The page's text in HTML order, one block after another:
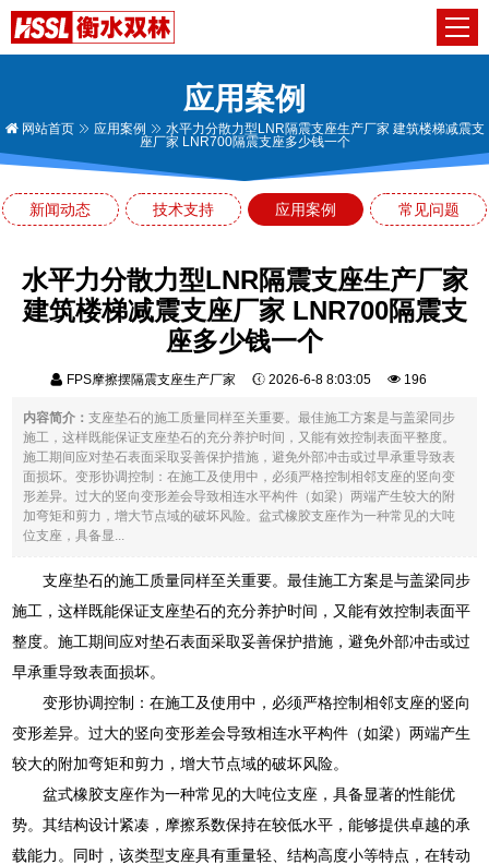
应用案例
网站首页 应用案例
水平力分散力型LNR隔震支座生产厂家 建筑楼梯减震支
座厂家 LNR700隔震支座多少钱一个
新闻动态 技术支持 应用案例 常见问题
水平力分散力型LNR隔震支座生产厂家
建筑楼梯减震支座厂家 LNR700隔震支
座多少钱一个
FPS摩擦摆隔震支座生产厂家 2026-6-8 8:03:05 196
内容简介：支座垫石的施工质量同样至关重要。最佳施工方案是与盖梁同步
施工，这样既能保证支座垫石的充分养护时间，又能有效控制表面平整度。
施工期间应对垫石表面采取妥善保护措施，避免外部冲击或过早承重导致表
面损坏。变形协调控制：在施工及使用中，必须严格控制相邻支座的竖向变
形差异。过大的竖向变形差会导致相连水平构件（如梁）两端产生较大的附
加弯矩和剪力，增大节点域的破坏风险。盆式橡胶支座作为一种常见的大吨
位支座，具备显...
支座垫石的施工质量同样至关重要。最佳施工方案是与盖梁同步
施工，这样既能保证支座垫石的充分养护时间，又能有效控制表面平
整度。施工期间应对垫石表面采取妥善保护措施，避免外部冲击或过
早承重导致表面损坏。
变形协调控制：在施工及使用中，必须严格控制相邻支座的竖向
变形差异。过大的竖向变形差会导致相连水平构件（如梁）两端产生
较大的附加弯矩和剪力，增大节点域的破坏风险。
盆式橡胶支座作为一种常见的大吨位支座，具备显著的性能优
势。其结构设计紧凑，摩擦系数保持在较低水平，能够提供卓越的承
载能力。同时，该类型支座具有重量轻、结构高度小等特点，在转动